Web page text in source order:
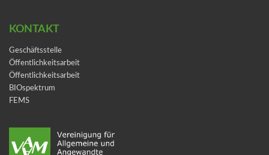
KONTAKT
Geschäftsstelle
Öffentlichkeitsarbeit
Öffentlichkeitsarbeit
BIOspektrum
FEMS